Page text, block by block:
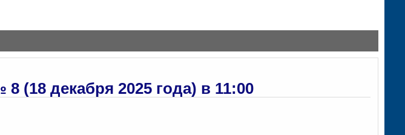
(18 декабря 2025 года) в 11:00